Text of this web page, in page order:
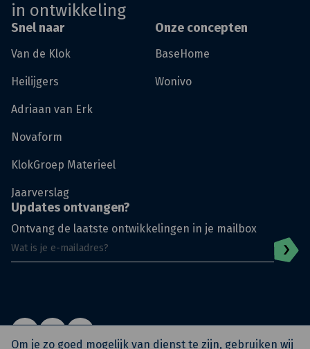
in ontwikkeling
Snel naar
Van de Klok
Heilijgers
Adriaan van Erk
Novaform
KlokGroep Materieel
Jaarverslag
Onze concepten
BaseHome
Wonivo
Updates ontvangen?
Ontvang de laatste ontwikkelingen in je mailbox
Om je zo goed mogelijk van dienst te zijn, gebruiken wij